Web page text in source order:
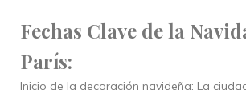
Fechas Clave de la
París:
Inicio de la decoración navideña: La